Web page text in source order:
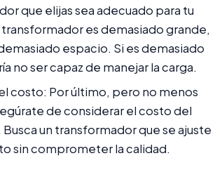
que elijas sea adecuado para tu
es demasiado grande,
espacio. Si es demasiado
no ser capaz de manejar la carga.
costo: Por último, pero no menos
de considerar el costo del
un transformador que se ajuste
sin comprometer la calidad.